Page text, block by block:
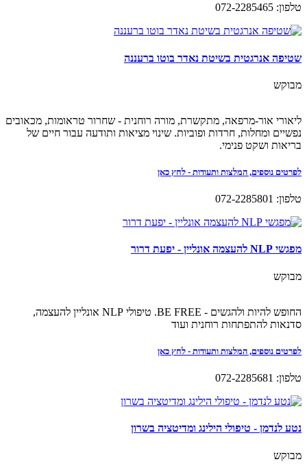
טלפון: 072-2285465
שטיפה אנרגטית בשיטת נאדר בוטו ברעננה
מבוקש
ליאורי אור-מרפאה, מתקשרת, מורה רוחנית - שחרור טראומות, מכאובים
נפשיים ומחלות, חרדות ופוביות. שינוי מציאות ותודעה עבור חיים של
בריאות ושקט פנימי.
לפרטים נוספים, המלצות ותעודות - לחץ כאן
טלפון: 072-2285801
מפגשי NLP להעצמה אונליין - יפעת דרור
מבוקש
החופש להיות ולהגשים - BE FREE. טיפולי NLP אונליין להעצמה,
סדנאות להתפתחות רוחנית ועוד
לפרטים נוספים, המלצות ותעודות - לחץ כאן
טלפון: 072-2285681
נטע לנדמן - טיפולי הילינג ומדיטציה בשרון
מבוקש